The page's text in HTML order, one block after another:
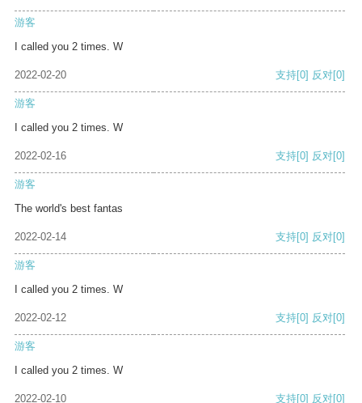
游客
I called you 2 times. W
2022-02-20 支持[0] 反对[0]
游客
I called you 2 times. W
2022-02-16 支持[0] 反对[0]
游客
The world's best fantas
2022-02-14 支持[0] 反对[0]
游客
I called you 2 times. W
2022-02-12 支持[0] 反对[0]
游客
I called you 2 times. W
2022-02-10 支持[0] 反对[0]